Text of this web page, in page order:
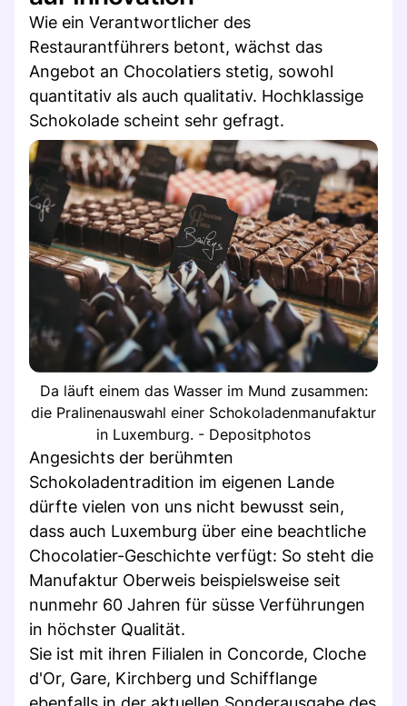
Wie ein Verantwortlicher des
Restaurantführers betont, wächst das
Angebot an Chocolatiers stetig, sowohl
quantitativ als auch qualitativ. Hochklassige
Schokolade scheint sehr gefragt.
Da läuft einem das Wasser im Mund zusammen:
die Pralinenauswahl einer Schokoladenmanufaktur
in Luxemburg. - Depositphotos
Angesichts der berühmten
Schokoladentradition im eigenen Lande
dürfte vielen von uns nicht bewusst sein,
dass auch Luxemburg über eine beachtliche
Chocolatier-Geschichte verfügt: So steht die
Manufaktur Oberweis beispielsweise seit
nunmehr 60 Jahren für süsse Verführungen
in höchster Qualität.
Sie ist mit ihren Filialen in Concorde, Cloche
d'Or, Gare, Kirchberg und Schifflange